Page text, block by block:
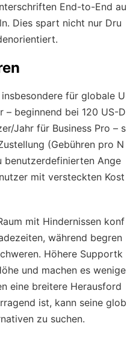
End-to-End au
Dies spart nicht nur Dru
für globale U
– beginnend bei 120 US-D
Jahr für Business Pro – s
(Gebühren pro N
benutzerdefinierten Ange
mit versteckten Kost
mit Hindernissen konf
während begren
Höhere Supportk
und machen es wenige
eine breitere Herausford
ist, kann seine glob
zu suchen.